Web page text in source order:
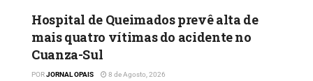
engenharia, cultura e prestação de serviços,
além da presença significativa de jovens
inseridos no sistema de ensino.
Hospital de Queimados prevê alta de
mais quatro vítimas do acidente no
Cuanza-Sul
PORJORNAL OPAIS 8 de Agosto, 2026